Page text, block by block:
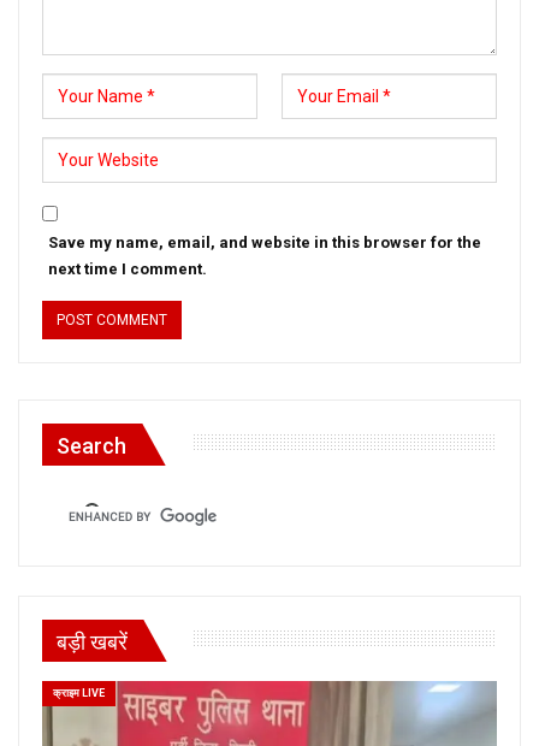
Save my name, email, and website in this browser for the
next time I comment.
Search
बड़ी खबरें
क्राइम LIVE